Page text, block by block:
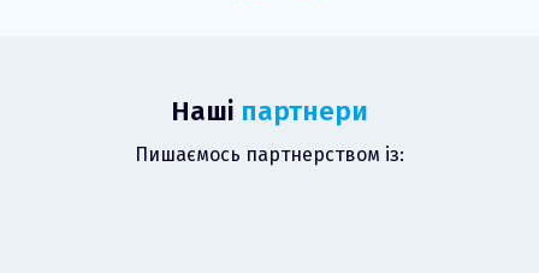
Наші партнери
Пишаємось партнерством із: